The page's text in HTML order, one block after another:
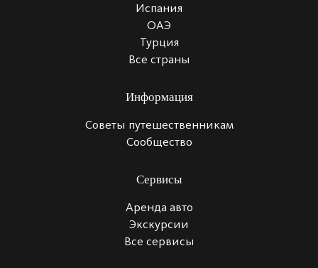
Испания
ОАЭ
Турция
Все страны
Информация
Советы путешественникам
Сообщество
Сервисы
Аренда авто
Экскурсии
Все сервисы